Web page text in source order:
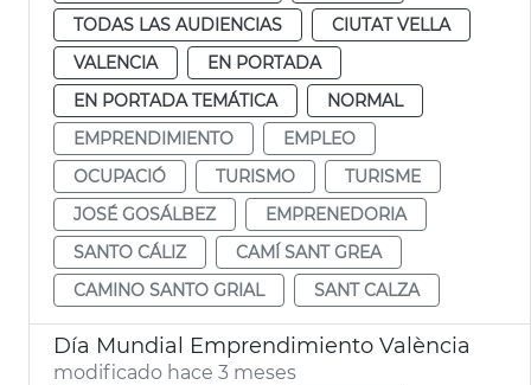
TODAS LAS AUDIENCIAS
CIUTAT VELLA
VALENCIA
EN PORTADA
EN PORTADA TEMÁTICA
NORMAL
EMPRENDIMIENTO
EMPLEO
OCUPACIÓ
TURISMO
TURISME
JOSÉ GOSÁLBEZ
EMPRENEDORIA
SANTO CÁLIZ
CAMÍ SANT GREA
CAMINO SANTO GRIAL
SANT CALZA
Día Mundial Emprendimiento València
modificado hace 3 meses